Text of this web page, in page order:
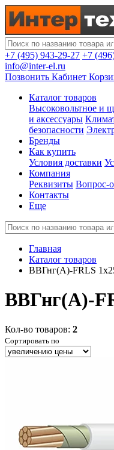
+7 (495) 943-29-27 +7
info@inter-el.ru
Позвонить Кабинет
Каталог товаров
Высоковольтное и
и аксессуары
безопасности
Бренды
Как купить
Условия доставки
Компания
Реквизиты Вопрос-
Контакты
Еще
Главная
Каталог товаров
ВВГнг(А)-FRLS
ВВГнг(А)-
Кол-во товаров: 2
Сортировать по